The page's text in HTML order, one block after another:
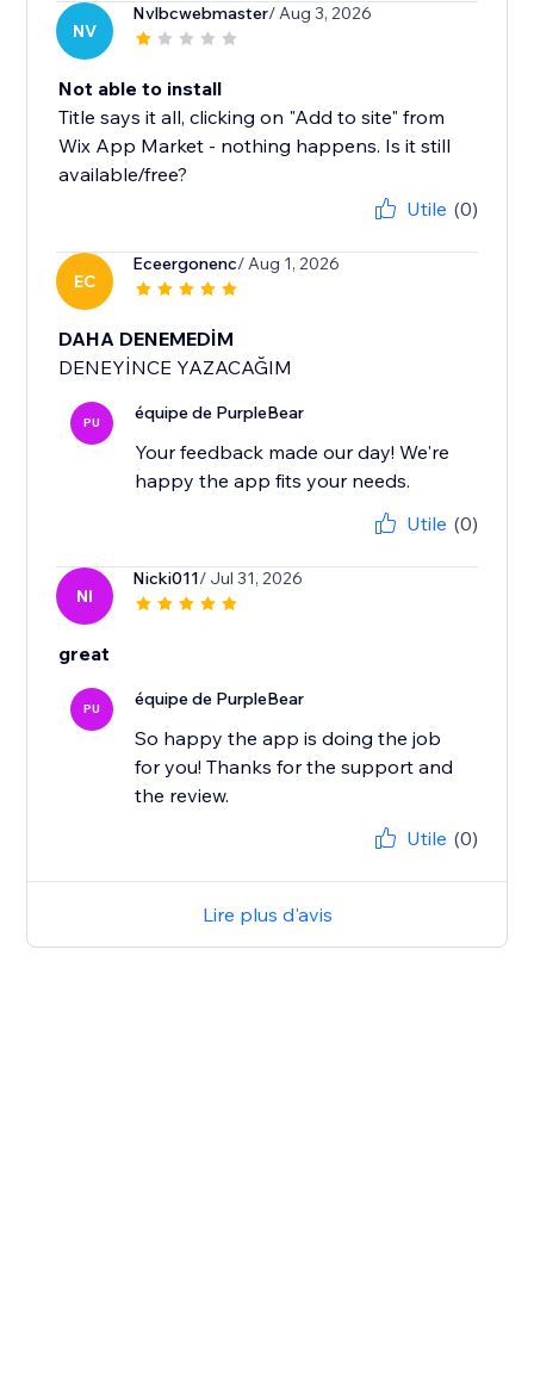
NV
Nvlbcwebmaster/ Aug 3, 2026
Not able to install
Title says it all, clicking on "Add to site" from
Wix App Market - nothing happens. Is it still
available/free?
Utile (0)
EC
Eceergonenc/ Aug 1, 2026
DAHA DENEMEDİM
DENEYİNCE YAZACAĞIM
PU équipe de PurpleBear
Your feedback made our day! We're
happy the app fits your needs.
Utile (0)
NI
Nicki011/ Jul 31, 2026
great
PU équipe de PurpleBear
So happy the app is doing the job
for you! Thanks for the support and
the review.
Utile (0)
Lire plus d'avis